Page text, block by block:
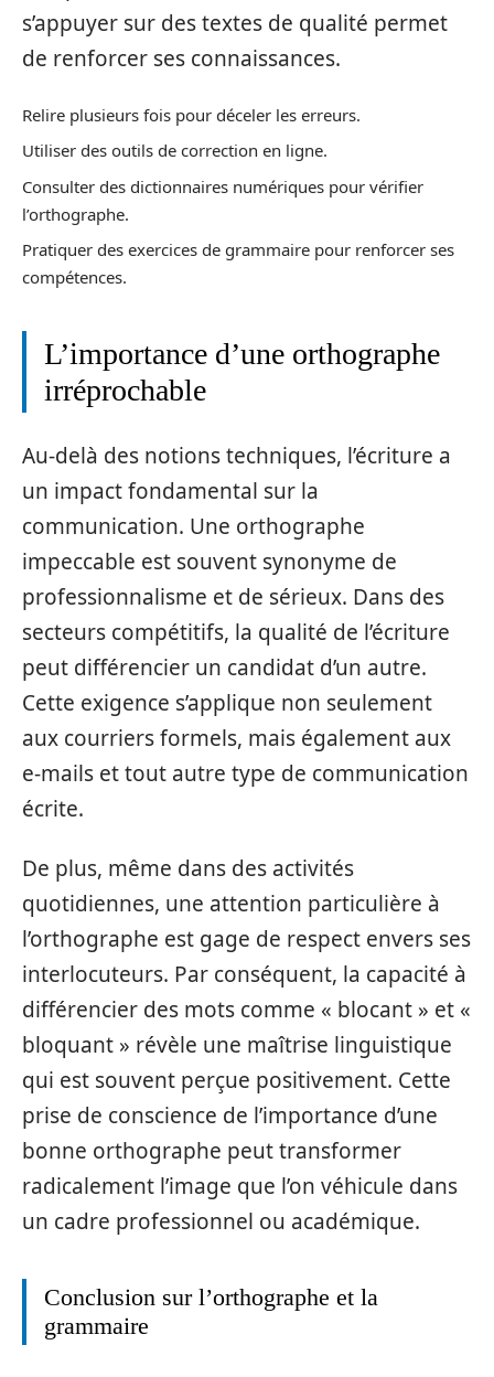
s’appuyer sur des textes de qualité permet
de renforcer ses connaissances.
Relire plusieurs fois pour déceler les erreurs.
Utiliser des outils de correction en ligne.
Consulter des dictionnaires numériques pour vérifier
l’orthographe.
Pratiquer des exercices de grammaire pour renforcer ses
compétences.
L’importance d’une orthographe
irréprochable
Au-delà des notions techniques, l’écriture a
un impact fondamental sur la
communication. Une orthographe
impeccable est souvent synonyme de
professionnalisme et de sérieux. Dans des
secteurs compétitifs, la qualité de l’écriture
peut différencier un candidat d’un autre.
Cette exigence s’applique non seulement
aux courriers formels, mais également aux
e-mails et tout autre type de communication
écrite.
De plus, même dans des activités
quotidiennes, une attention particulière à
l’orthographe est gage de respect envers ses
interlocuteurs. Par conséquent, la capacité à
différencier des mots comme « blocant » et «
bloquant » révèle une maîtrise linguistique
qui est souvent perçue positivement. Cette
prise de conscience de l’importance d’une
bonne orthographe peut transformer
radicalement l’image que l’on véhicule dans
un cadre professionnel ou académique.
Conclusion sur l’orthographe et la
grammaire